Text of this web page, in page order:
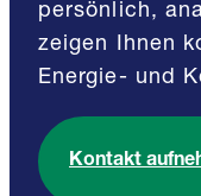
persönlich,
zeigen Ihnen
Energie- und
Kontakt